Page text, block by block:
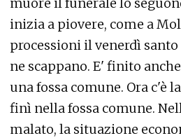
inizia a piovere, come a
processioni il venerdì
ne scappano. E' finito
una fossa comune. Ora c'è
finì nella fossa comune.
malato, la situazione